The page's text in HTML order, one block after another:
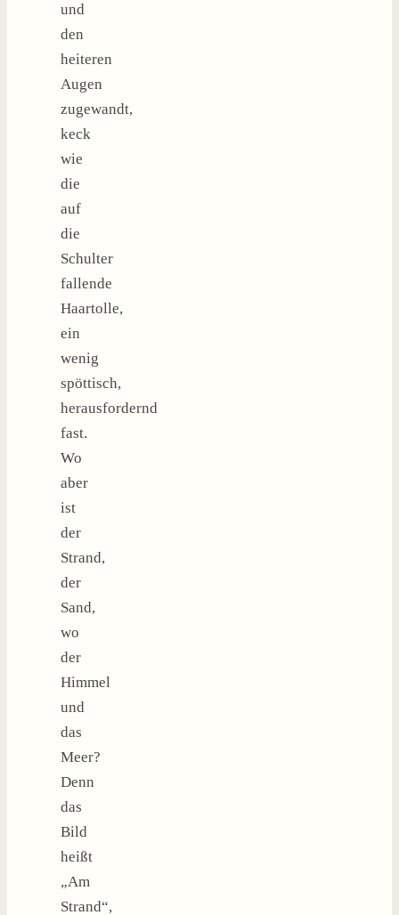
und
den
heiteren
Augen
zugewandt,
keck
wie
die
auf
die
Schulter
fallende
Haartolle,
ein
wenig
spöttisch,
herausfordernd
fast.
Wo
aber
ist
der
Strand,
der
Sand,
wo
der
Himmel
und
das
Meer?
Denn
das
Bild
heißt
„Am
Strand“,